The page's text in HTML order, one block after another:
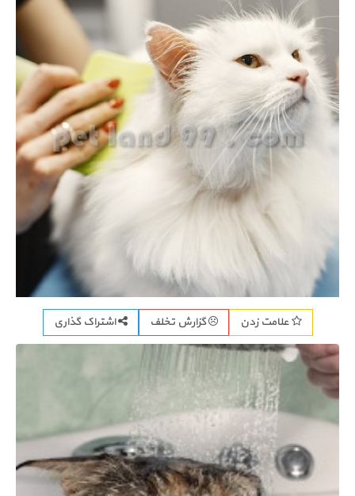
علامت زدن گزارش تخلف اشتراک گذاری